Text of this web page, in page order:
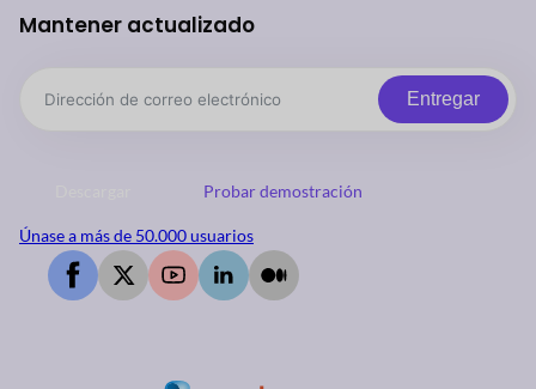
Mantener actualizado
Entregar
Probar demostración
Únase a más de 50.000 usuarios